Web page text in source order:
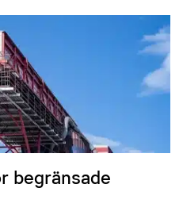
begränsade